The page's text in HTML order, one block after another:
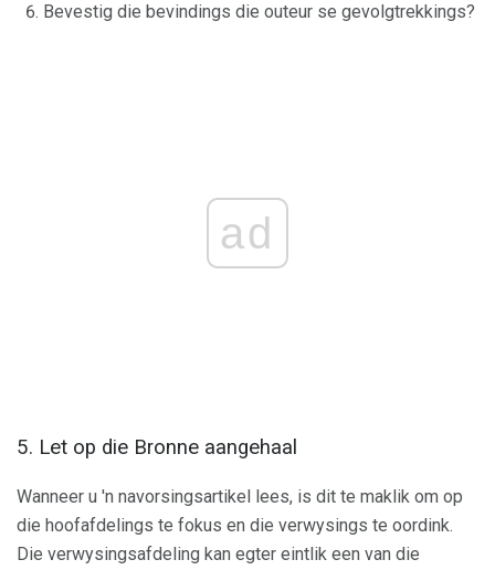
Bevestig die bevindings die outeur se gevolgtrekkings?
ad
5. Let op die Bronne aangehaal
Wanneer u 'n navorsingsartikel lees, is dit te maklik om op
die hoofafdelings te fokus en die verwysings te oordink.
Die verwysingsafdeling kan egter eintlik een van die